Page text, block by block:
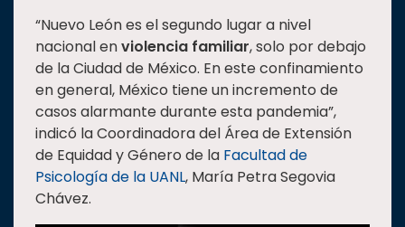
Vinculación
Historia
Universiada
Nacional
“Nuevo León es el segundo lugar a nivel
nacional enviolencia familiar, solo por debajo
de la Ciudad de México. En este confinamiento
en general, México tiene un incremento de
casos alarmante durante esta pandemia”,
indicó la Coordinadora del Área de Extensión
de Equidad y Género de la Facultad de
Psicología de la UANL, María Petra Segovia
Chávez.